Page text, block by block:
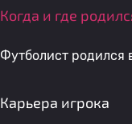
Когда и где
Футболист родился
Карьера игрока